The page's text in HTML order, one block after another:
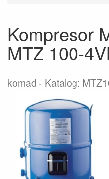
Kompresor
MTZ 100-
komad Katalog: